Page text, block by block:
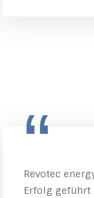
“
Revotec
Erfolg geführt